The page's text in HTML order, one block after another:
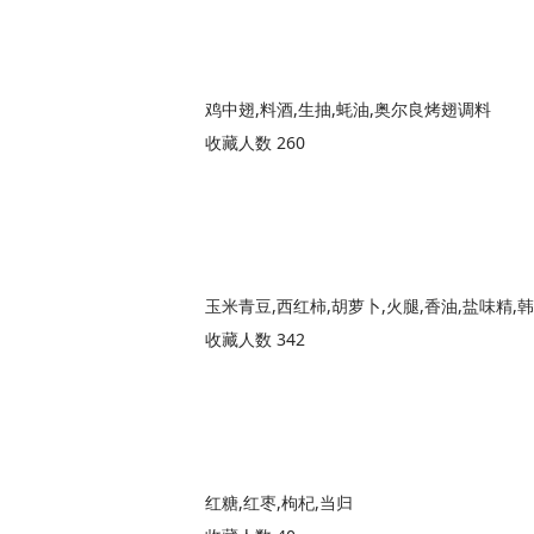
鸡中翅,料酒,生抽,蚝油,奥尔良烤翅调料
收藏人数 260
玉米青豆,西红柿,胡萝卜,火腿,香油,盐味精,
收藏人数 342
红糖,红枣,枸杞,当归